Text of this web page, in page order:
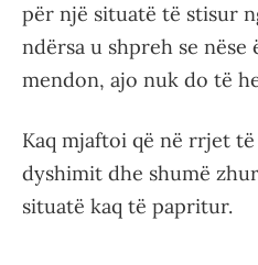
për një situatë të stisur
ndërsa u shpreh se nëse
mendon, ajo nuk do të
Kaq mjaftoi që në rrjet
dyshimit dhe shumë
situatë kaq të papritur.